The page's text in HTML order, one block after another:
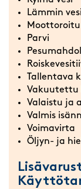
Lämmin vesi
Parvi
Tallentava
Vakuutettu
Valaistu ja
Valmis
Voimavirta
Öljyn- ja